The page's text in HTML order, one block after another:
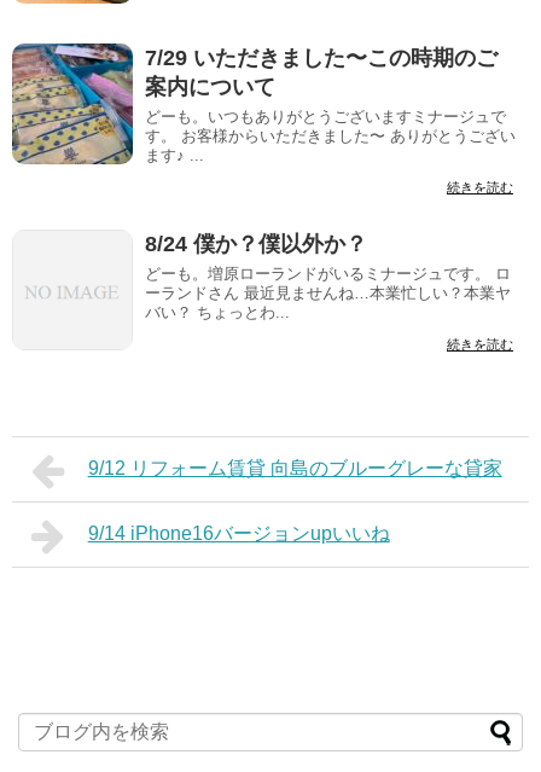
7/29 いただきました〜この時期のご
案内について
どーも。いつもありがとうございますミナージュで
す。 お客様からいただきました〜 ありがとうござい
ます♪ ...
続きを読む
8/24 僕か？僕以外か？
どーも。増原ローランドがいるミナージュです。 ロ
ーランドさん 最近見ませんね…本業忙しい？本業ヤ
バい？ ちょっとわ...
続きを読む
9/12 リフォーム賃貸 向島のブルーグレーな貸家
9/14 iPhone16バージョンupいいね